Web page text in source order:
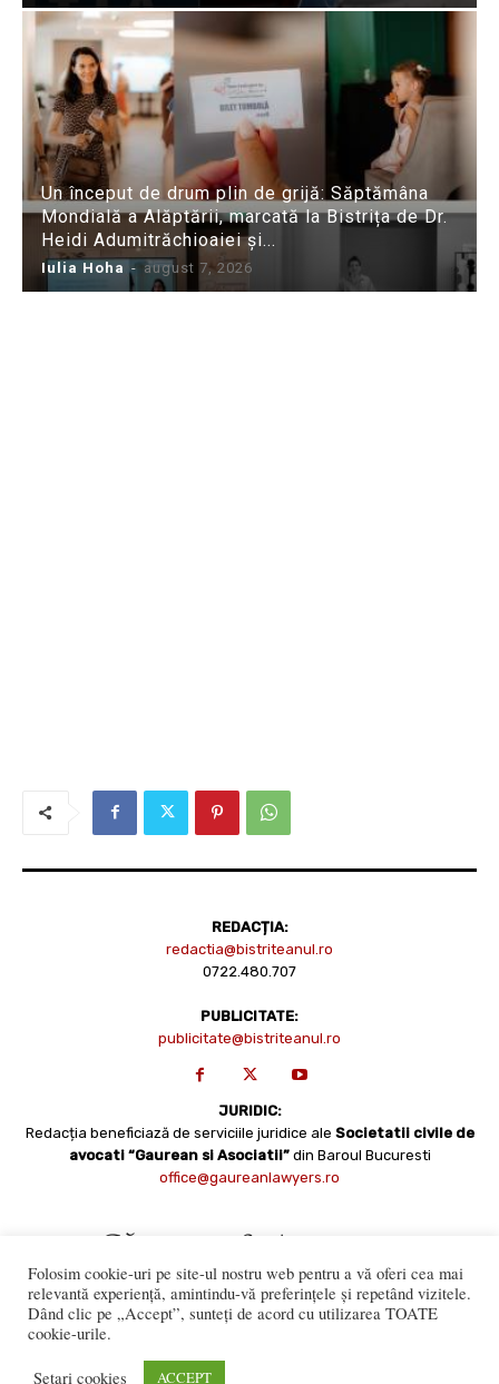
Un început de drum plin de grijă: Săptămâna
Mondială a Alăptării, marcată la Bistrița de Dr.
Heidi Adumitrăchioaiei și...
Iulia Hoha - august 7, 2026
REDACȚIA:
redactia@bistriteanul.ro
0722.480.707
PUBLICITATE:
publicitate@bistriteanul.ro
JURIDIC:
Redacția beneficiază de serviciile juridice ale Societatii civile de
avocati “Gaurean si Asociatii” din Baroul Bucuresti
office@gaureanlawyers.ro
numai cu acordul expres al Bistriteanul.Ro. © Copyright 2008 -
Folosim cookie-uri pe site-ul nostru web pentru a vă oferi cea mai
relevantă experiență, amintindu-vă preferințele și repetând vizitele.
Dând clic pe „Accept”, sunteți de acord cu utilizarea TOATE
cookie-urile.
Setari cookies ACCEPT